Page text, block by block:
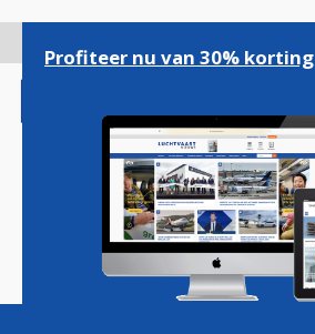
gaan
Magazine Podcasts
Profiteer nu van 30% korting